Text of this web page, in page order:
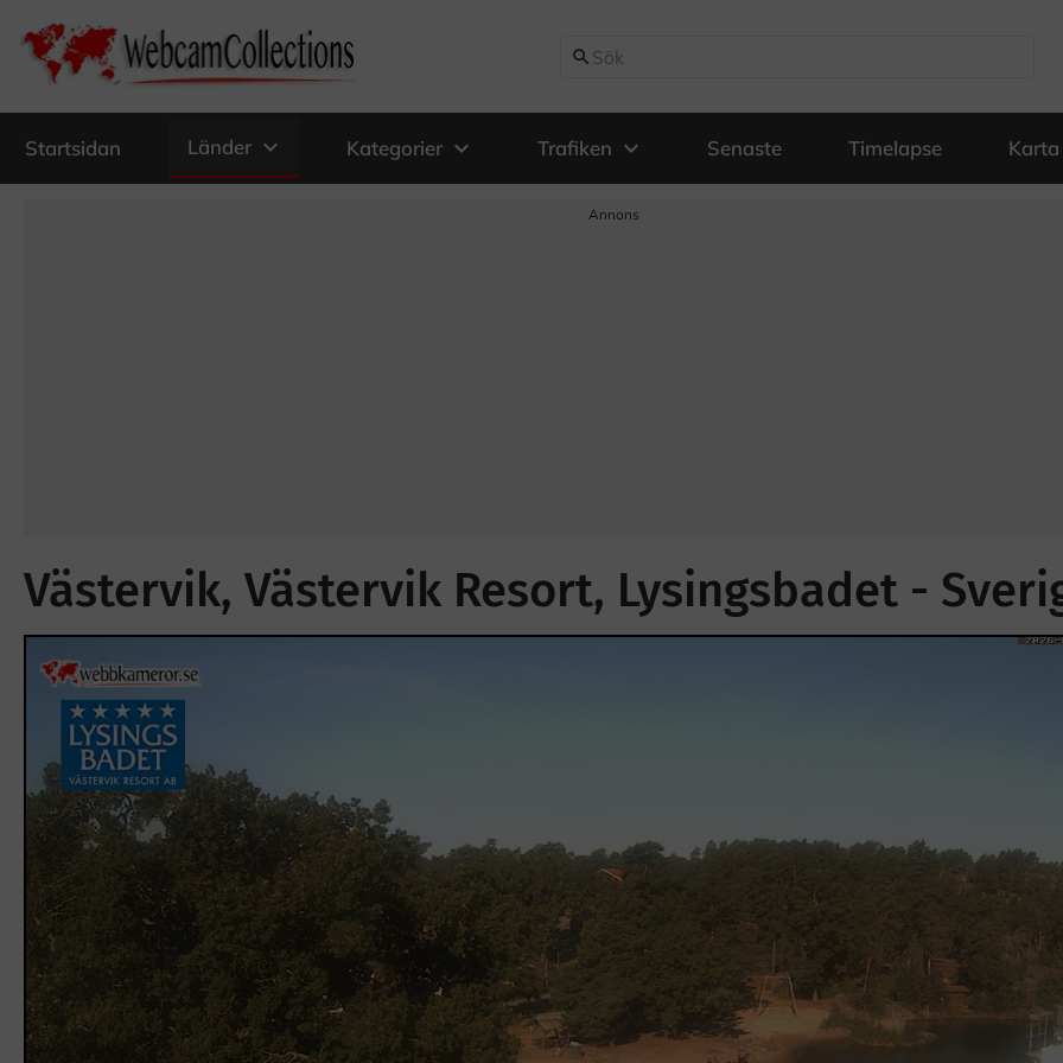
search
Startsidan Länder expand_more Kategorier expand_more Trafiken expand_more Senaste Timelapse Karta
Annons
Västervik, Västervik Resort, Lysingsbadet -